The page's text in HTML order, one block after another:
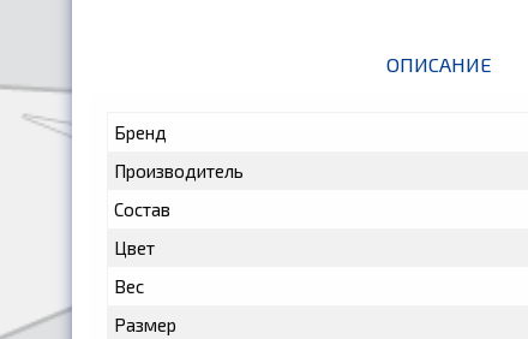
ОПИСАНИЕ
Бренд
Производитель
Состав
Цвет
Вес
Размер